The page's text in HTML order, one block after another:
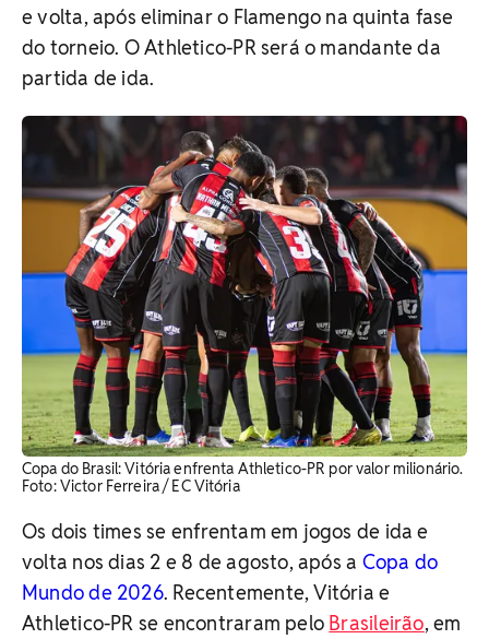
e volta, após eliminar o Flamengo na quinta fase
do torneio. O Athletico-PR será o mandante da
partida de ida.
Copa do Brasil: Vitória enfrenta Athletico-PR por valor milionário.
Foto: Victor Ferreira / EC Vitória
Os dois times se enfrentam em jogos de ida e
volta nos dias 2 e 8 de agosto, após a Copa do
Mundo de 2026. Recentemente, Vitória e
Athletico-PR se encontraram pelo Brasileirão,em